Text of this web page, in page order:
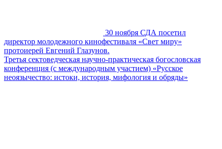
30 ноября СДА посетил
директор молодежного кинофестиваля «Свет миру»
протоиерей Евгений Глазунов.
Третья сектоведческая научно-практическая богословская
конференция (с международным участием) «Русское
неоязычество: истоки, история, мифология и обряды»